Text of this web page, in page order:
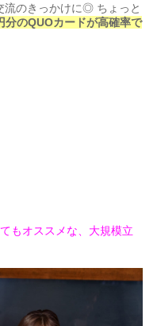
流のきっかけに◎ ちょっと
分のQUOカードが高確率で
もオススメな、大規模立